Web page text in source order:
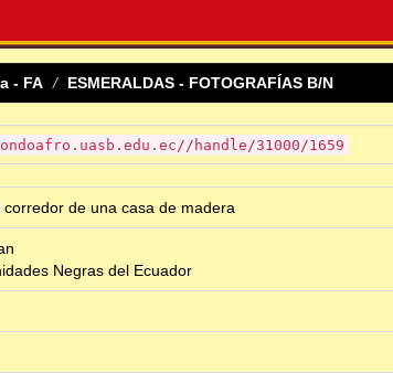
- FA ESMERALDAS - FOTOGRAFÍAS B/N
handle/31000/1659
de una casa de madera
Negras del Ecuador